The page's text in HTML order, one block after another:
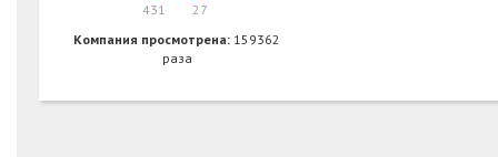
431
27
Компания просмотрена: 159362
раза